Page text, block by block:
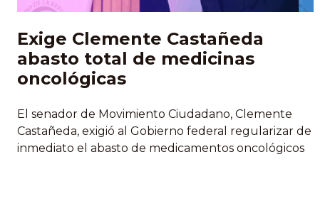
Exige Clemente Castañeda
abasto total de medicinas
oncológicas
El senador de Movimiento Ciudadano, Clemente
Castañeda, exigió al Gobierno federal regularizar de
inmediato el abasto de medicamentos oncológicos